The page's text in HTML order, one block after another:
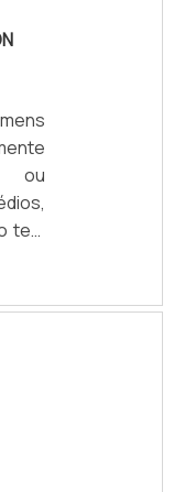
ou
tem
nas
los.
o
a